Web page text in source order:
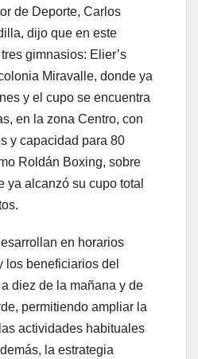
de Deporte, Carlos
dijo que en este
gimnasios: Elier’s
Miravalle, donde ya
y el cupo se encuentra
en la zona Centro, con
y capacidad para 80
Roldán Boxing, sobre
ya alcanzó su cupo total
en horarios
los beneficiarios del
diez de la mañana y de
permitiendo ampliar la
actividades habituales
la estrategia